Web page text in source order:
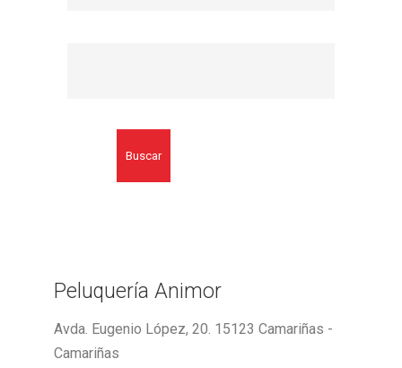
Buscar
Peluquería Animor
Avda. Eugenio López, 20. 15123 Camariñas -
Camariñas